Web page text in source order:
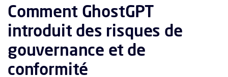
Comment GhostGPT
introduit des risques de
gouvernance et de
conformité